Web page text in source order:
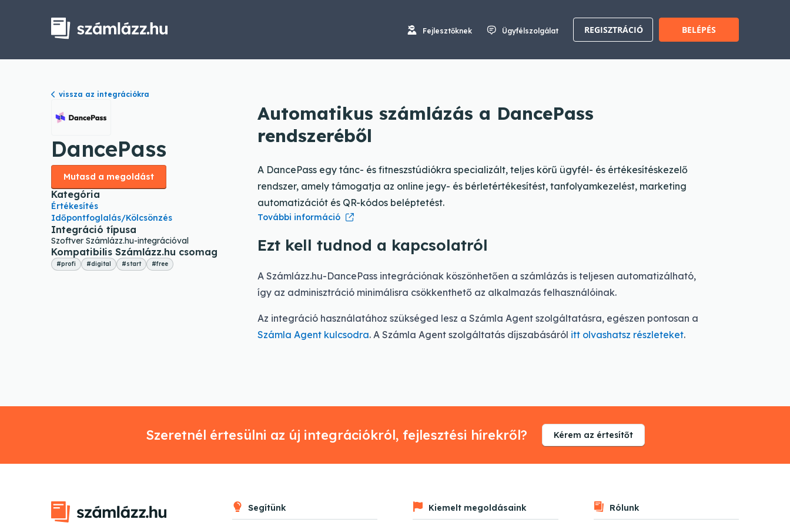
Fejlesztőknek Ügyfélszolgálat REGISZTRÁCIÓ BELÉPÉS
vissza az integrációkra
DancePass
Mutasd a megoldást
Kategória
Értékesítés
Időpontfoglalás/Kölcsönzés
Integráció típusa
Szoftver Számlázz.hu-integrációval
Kompatibilis Számlázz.hu csomag
#profi #digital #start #free
Automatikus számlázás a DancePass
rendszeréből
A DancePass egy tánc- és fitneszstúdiókra specializált, teljes körű ügyfél- és értékesítéskezelő
rendszer, amely támogatja az online jegy- és bérletértékesítést, tanfolyamkezelést, marketing
automatizációt és QR-kódos beléptetést.
További információ
Ezt kell tudnod a kapcsolatról
A Számlázz.hu-DancePass integrációnak köszönhetően a számlázás is teljesen automatizálható,
így az adminisztráció minimálisra csökkenthető az alkalmazás felhasználóinak.
Az integráció használatához szükséged lesz a Számla Agent szolgáltatásra, egészen pontosan a
Számla Agent kulcsodra. A Számla Agent szolgáltatás díjszabásáról itt olvashatsz részleteket.
Szeretnél értesülni az új integrációkról, fejlesztési hírekről? Kérem az értesítőt
Segítünk Kiemelt megoldásaink Rólunk